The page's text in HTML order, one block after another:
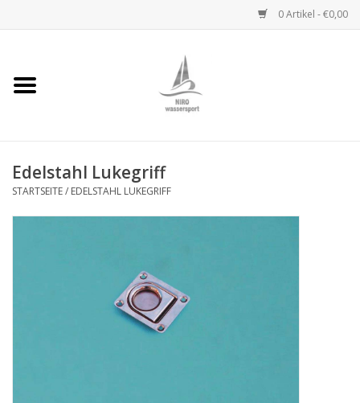
0 Artikel - €0,00
Startseite
Niro Ketten
Niro Drahtseile
Edelstahl Lukegriff
STARTSEITE/ EDELSTAHL LUKEGRIFF